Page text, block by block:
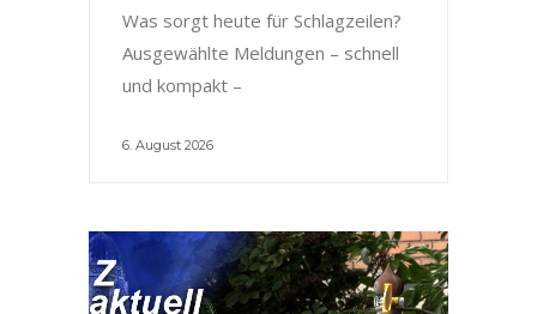
Was sorgt heute für Schlagzeilen?
Ausgewählte Meldungen – schnell
und kompakt –
6. August 2026